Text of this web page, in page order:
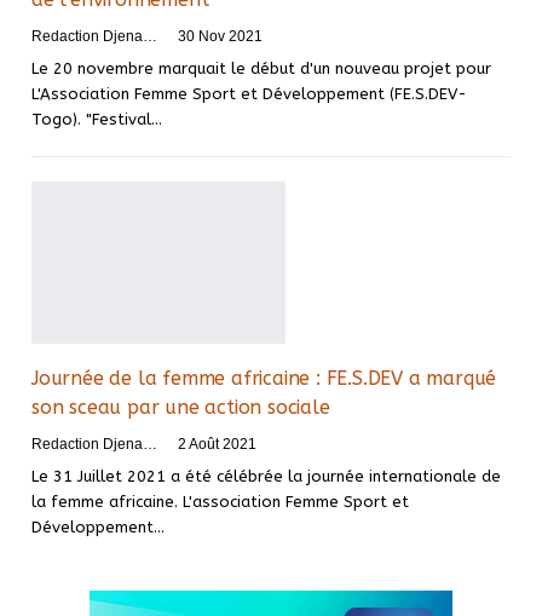
30 Nov 2021
Le 20 novembre marquait le début d'un nouveau projet pour
L'Association Femme Sport et Développement (FE.S.DEV-
Togo). "Festival…
Journée de la femme africaine : FE.S.DEV a marqué
son sceau par une action sociale
Redaction DjenaSport 2 Août 2021
Le 31 Juillet 2021 a été célébrée la journée internationale de
la femme africaine. L'association Femme Sport et
Développement…